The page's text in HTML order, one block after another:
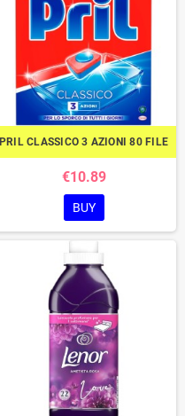
PRIL CLASSICO 3 AZIONI 80 FILE
€10.89
BUY